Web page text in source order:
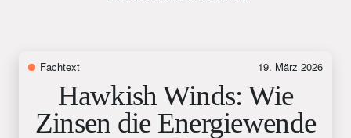
Fachtext 19. März 2026
Hawkish Winds: Wie
Zinsen die Energiewende